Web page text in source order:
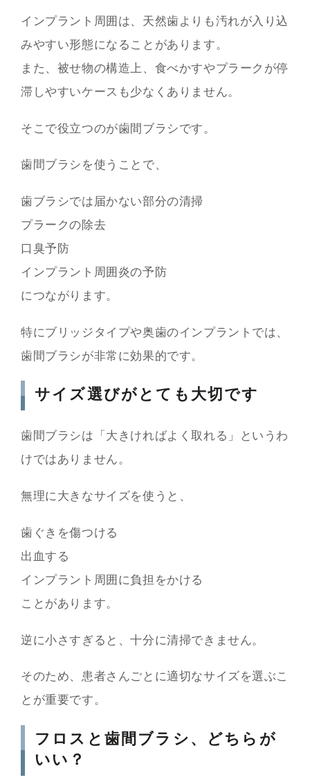
インプラント周囲は、天然歯よりも汚れが入り込
みやすい形態になることがあります。
また、被せ物の構造上、食べかすやプラークが停
滞しやすいケースも少なくありません。
そこで役立つのが歯間ブラシです。
歯間ブラシを使うことで、
歯ブラシでは届かない部分の清掃
プラークの除去
口臭予防
インプラント周囲炎の予防
につながります。
特にブリッジタイプや奥歯のインプラントでは、
歯間ブラシが非常に効果的です。
サイズ選びがとても大切です
歯間ブラシは「大きければよく取れる」というわ
けではありません。
無理に大きなサイズを使うと、
歯ぐきを傷つける
出血する
インプラント周囲に負担をかける
ことがあります。
逆に小さすぎると、十分に清掃できません。
そのため、患者さんごとに適切なサイズを選ぶこ
とが重要です。
フロスと歯間ブラシ、どちらが
いい？